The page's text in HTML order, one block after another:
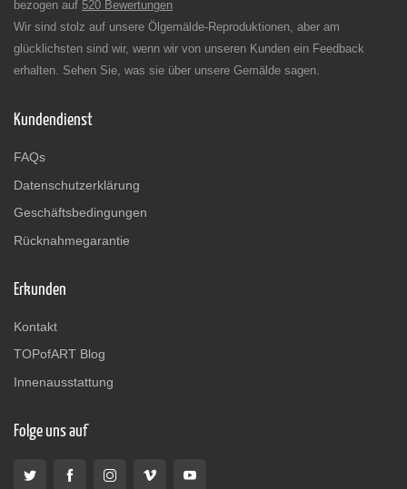
bezogen auf 520 Bewertungen
Wir sind stolz auf unsere Ölgemälde-Reproduktionen, aber am
glücklichsten sind wir, wenn wir von unseren Kunden ein Feedback
erhalten. Sehen Sie, was sie über unsere Gemälde sagen.
Kundendienst
FAQs
Datenschutzerklärung
Geschäftsbedingungen
Rücknahmegarantie
Erkunden
Kontakt
TOPofART Blog
Innenausstattung
Folge uns auf